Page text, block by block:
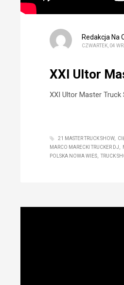
Redakcja Na
CZWARTEK, 04
XXI Ultor
XXI Ultor Master
21 MASTER TRUCK SHOW
MARCO MARECKI TRUCKER DJ
POLSKA NOWA WIEŚ
TRUCK